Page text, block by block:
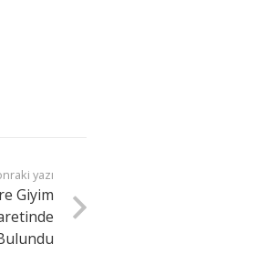
yazı
Giyim